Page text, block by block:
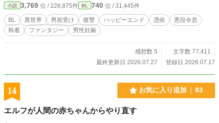
小説 3,769 位 / 228,875件 BL 740 位 / 31,445件
BL 異世界 男前受け 復讐 ハッピーエンド 憑依
悪役令息
執着
ファンタジー 男性妊娠
感想数 5
文字数 77,411
最終更新日 2026.07.27
登録日 2026.07.17
14 お気に入り追加 83
エルフが人間の赤ちゃんからやり直す